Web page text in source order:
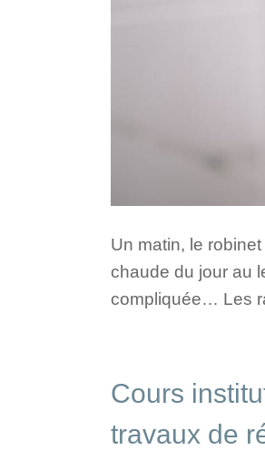
Un matin, le
chaude du jour au
compliquée… Les
Cours
travaux de